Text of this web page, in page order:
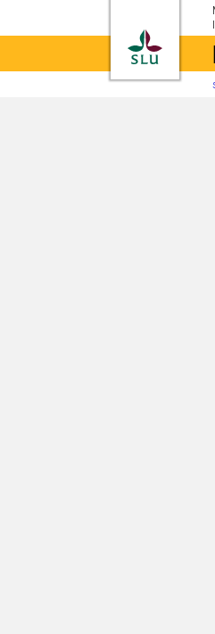
Till